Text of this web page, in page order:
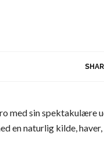
med sin spektakulære
en naturlig kilde,